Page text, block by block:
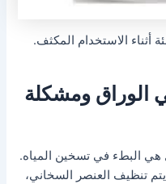
أثناء الاستخدام المكثف.
ومشكلة
هي البطء في تسخين المياه.
يتم تنظيف العنصر السخاني،